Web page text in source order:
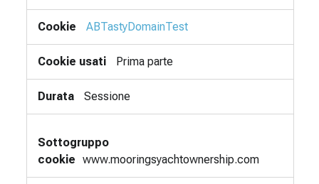
ABTastyDomainTest
Prima parte
Sessione
www.mooringsyachtownership.com